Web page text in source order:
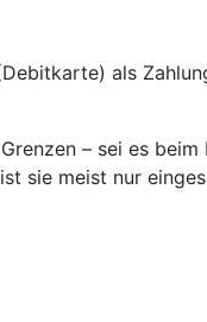
als
– sei es
sie meist nur